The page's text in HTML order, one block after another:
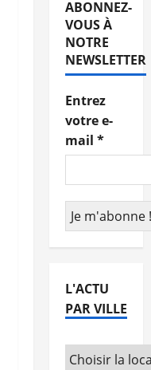
ABONNEZ-
VOUS À
NOTRE
NEWSLETTER
Entrez
votre e-
mail *
L'ACTU
PAR VILLE